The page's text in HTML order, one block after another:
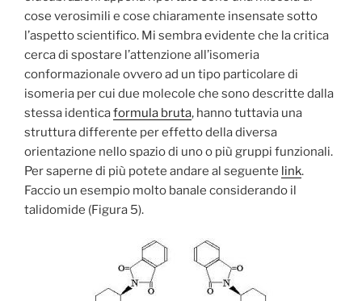
cose verosimili e cose chiaramente insensate sotto
l’aspetto scientifico. Mi sembra evidente che la critica
cerca di spostare l’attenzione all’isomeria
conformazionale ovvero ad un tipo particolare di
isomeria per cui due molecole che sono descritte dalla
stessa identicaformula bruta, hanno tuttavia una
struttura differente per effetto della diversa
orientazione nello spazio di uno o più gruppi funzionali.
Per saperne di più potete andare al seguente link.
Faccio un esempio molto banale considerando il
talidomide (Figura 5).